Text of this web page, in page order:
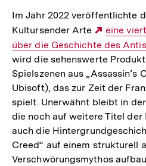
Im Jahr 2022 veröffentlichte
Kultursender Arte
Externer
Link:
eine
über die Geschichte des
wird die sehenswerte
Spielszenen aus „Assassin’s
Ubisoft), das zur Zeit der
spielt. Unerwähnt bleibt in
die noch auf weitere Titel
auch die
Creed“ auf einem strukturell
Verschwörungsmythos